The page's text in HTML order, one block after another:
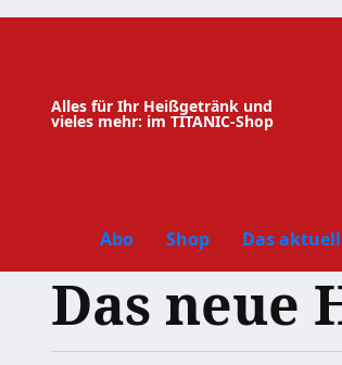
Zum
Alles für Ihr Heißgetränk und
vieles mehr: im TITANIC-Shop
Abo Shop Das
Das neue